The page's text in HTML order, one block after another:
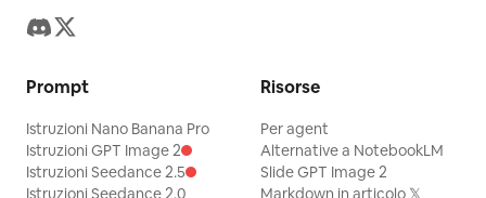
Prompt
Istruzioni Nano Banana Pro
Istruzioni GPT Image 2
Istruzioni Seedance 2.5
Istruzioni Seedance 2.0
Risorse
Per agent
Alternative a NotebookLM
Slide GPT Image 2
Markdown in articolo 𝕏